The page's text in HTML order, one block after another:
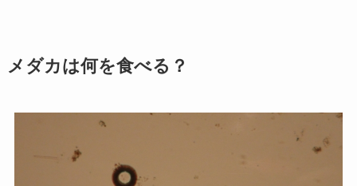
メダカは何を食べる？